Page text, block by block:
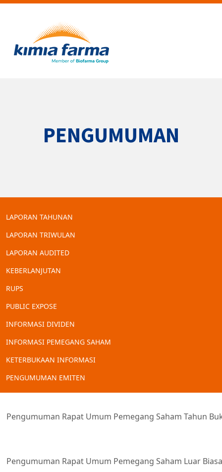
PENGUMUMAN
LAPORAN TAHUNAN
LAPORAN TRIWULAN
LAPORAN AUDITED
KEBERLANJUTAN
RUPS
PUBLIC EXPOSE
INFORMASI DIVIDEN
INFORMASI PEMEGANG SAHAM
KETERBUKAAN INFORMASI
PENGUMUMAN EMITEN
Pengumuman Rapat Umum Pemegang Saham Tahun
Pengumuman Rapat Umum Pemegang Saham Luar